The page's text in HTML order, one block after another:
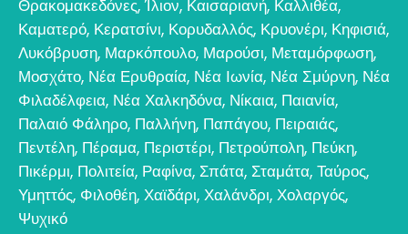
Θρακομακεδόνες,Ίλιον, Καισαριανή, Καλλιθέα,
Καματερό, Κερατσίνι, Κορυδαλλός, Κρυονέρι, Κηφισιά,
Λυκόβρυση, Μαρκόπουλο, Μαρούσι, Μεταμόρφωση,
Μοσχάτο, Νέα Ερυθραία, Νέα Ιωνία, Νέα Σμύρνη, Νέα
Φιλαδέλφεια, Νέα Χαλκηδόνα, Νίκαια, Παιανία,
Παλαιό Φάληρο, Παλλήνη, Παπάγου, Πειραιάς,
Πεντέλη, Πέραμα, Περιστέρι, Πετρούπολη, Πεύκη,
Πικέρμι, Πολιτεία, Ραφίνα, Σπάτα, Σταμάτα, Ταύρος,
Υμηττός, Φιλοθέη, Χαϊδάρι, Χαλάνδρι, Χολαργός,
Ψυχικό